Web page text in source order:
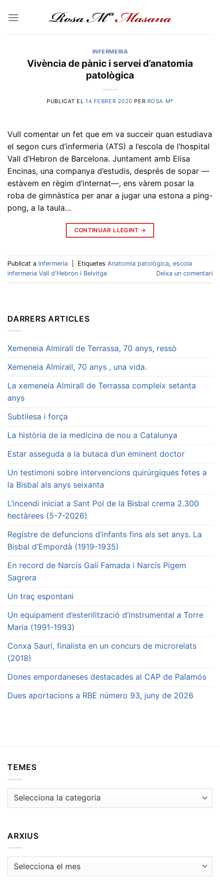
INFERMERIA
Vivència de pànic i servei d’anatomia
patològica
PUBLICAT EL14 FEBRER 2020 PER ROSA Mª
Vull comentar un fet que em va succeir quan estudiava
el segon curs d’infermeria (ATS) a l’escola de l’hospital
Vall d’Hebron de Barcelona. Juntament amb Elisa
Encinas, una companya d’estudis, després de sopar —
estàvem en règim d’internat—, ens vàrem posar la
roba de gimnàstica per anar a jugar una estona a ping-
pong, a la taula…
CONTINUAR LLEGINT →
Publicat a Infermeria Etiquetes Anatomia patològica, escola
infermeria Vall d'Hebron i Belvitge
Deixa un comentari
DARRERS ARTICLES
Xemeneia Almirall de Terrassa, 70 anys, ressò
Xemeneia Almirall, 70 anys , una vida.
La xemeneia Almirall de Terrassa compleix setanta
anys
Subtilesa i força
La història de la medicina de nou a Catalunya
Estar asseguda a la butaca d’un eminent doctor
Un testimoni sobre intervencions quirúrgiques fetes a
la Bisbal als anys seixanta
L’incendi iniciat a Sant Pol de la Bisbal crema 2.300
hectàrees (5-7-2026)
Registre de defuncions d’infants fins als set anys. La
Bisbal d’Empordà (1919-1935)
En record de Narcís Galí Famada i Narcís Pigem
Sagrera
Un traç espontani
Un equipament d’esterilització d’instrumental a Torre
Maria (1991-1993)
Conxa Saurí, finalista en un concurs de microrelats
(2018)
Dones empordaneses destacades al CAP de Palamós
Dues aportacions a RBE número 93, juny de 2026
TEMES
Temes
ARXIUS
Arxius